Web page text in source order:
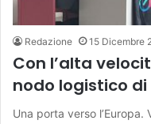
Redazione 15 Dicembre
Con l’alta
nodo logistico
Una porta verso l’Europa.